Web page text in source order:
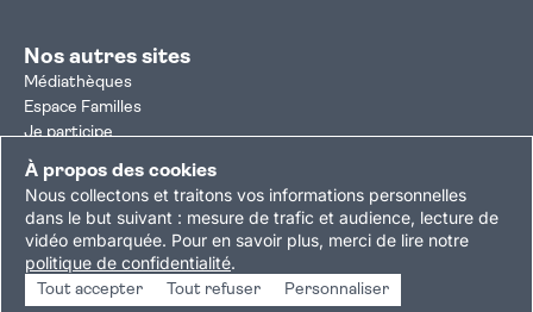
À propos des cookies
Nous collectons et traitons vos informations personnelles
dans le but suivant : mesure de trafic et audience, lecture de
vidéo embarquée. Pour en savoir plus, merci de lire notre
politique de confidentialité.
Tout accepter Tout refuser Personnaliser
Nos autres sites
Médiathèques
Espace Familles
Je participe
Autorisation d'urbanisme
Résultats électoraux
Plan du site Nous contacterMentions légales
Politique de confidentialitéAccessibilité : partiellement conforme
Gestion des cookies
Copyright © 2026 Ville de Villejuif